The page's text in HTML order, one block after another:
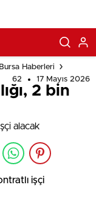
Haberleri
62
17 Mayıs 2026
2 bin
işçi